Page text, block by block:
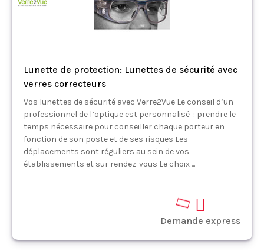
Lunette de protection: Lunettes de sécurité avec
verres correcteurs
Vos lunettes de sécurité avec Verre2Vue Le conseil d’un
professionnel de l’optique est personnalisé : prendre le
temps nécessaire pour conseiller chaque porteur en
fonction de son poste et de ses risques Les
déplacements sont réguliers au sein de vos
établissements et sur rendez-vous Le choix ...
Demande express